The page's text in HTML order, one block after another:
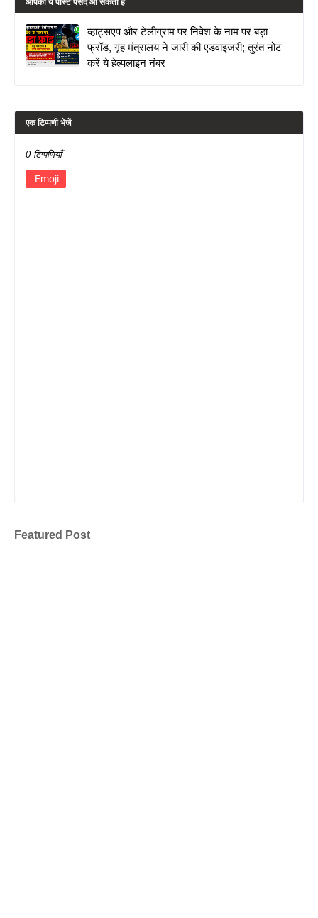
आपको ये पोस्ट पसंद आ सकती हैं
व्हाट्सएप और टेलीग्राम पर निवेश के नाम पर बड़ा
फ्रॉड, गृह मंत्रालय ने जारी की एडवाइजरी; तुरंत नोट
करें ये हेल्पलाइन नंबर
एक टिप्पणी भेजें
0 टिप्पणियाँ
Emoji
Featured Post